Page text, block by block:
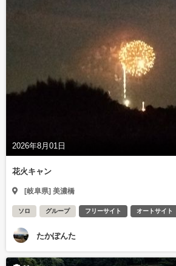
2026年8月01日
花火キャン
[岐阜県] 美濃橋
ソロ グループ フリーサイト オートサイト
たかぽんた